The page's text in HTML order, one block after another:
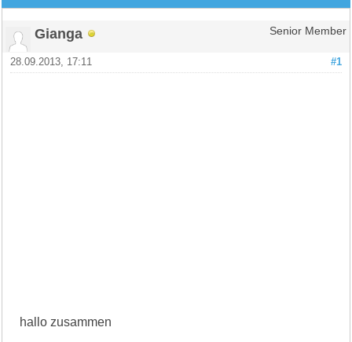
Gianga Senior Member
#1
28.09.2013, 17:11
hallo zusammen